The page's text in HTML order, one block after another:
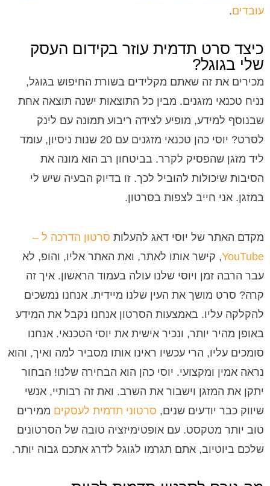
עובדים.
כיצד סרט תדמית עוזר בקידום העסק
שלי בגוגל?
מכירים את זה שאתם מקלידים בשורת החיפוש בגוגל,
נניח טכנאי מזגנים. מבין כל התוצאות ישנה תוצאה אחת
שבנוסף למידע, מופיע לצידה ריבוע תמונה עם לינק
לסרט? יוסי כהן טכנאי מזגנים עם 20 שנות ניסיון, עומד
ליד מזגן שהפסיק לקרר. בביטחון רב הוא מונה את
הסיבות שיכולות להוביל לכך. זו בדיוק הבעיה שיש לי
במזגן. אני חייב לצפות בסרטון.
מקדם האתר של יוסי דאג להעלות סרטון הדרכה ל –
YouTube, קישר אותו לאתר, ואת האתר אליו, והופ, לא
עבר הרבה זמן ויוסי שלנו עולה בעמוד הראשון. איך זה
קרה? סרט מושך את העין שלנו מיידית. אנחנו נמשכים
להקלקה עליו. באמצעות הסרטון אנחנו נקבל את המידע
באופן מהיר יותר, ונכיר אישית את יוסי הטכנאי. אנחנו
סומכים עליו, הרי עכשיו ראינו אותו מסביר למה ואיך, והוא
נראה אמין ומקצועי. יוסי כהן הוא הבחירה שלנו! הבחור
יתקן את המזגן וישבור את השרב. ואת זה רבותיי, אנשי
שיווק כבר יודעים שנים, סרטוני תדמית לעסקים ממירים
טוב יותר מטקסט. עם אופטימיזציה טובה של הסרטונים
שלכם ביוטיוב, אתם תגרמו לגוגל לדרג אתכם גבוה יותר.